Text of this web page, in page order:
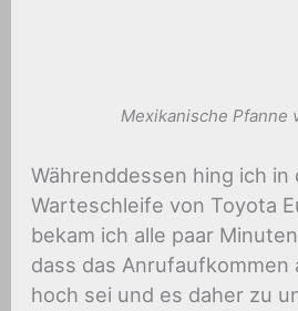
Mexikanische Pfanne
Währenddessen hing ich in
Warteschleife von Toyota
bekam ich alle paar
dass das Anrufaufkommen
hoch sei und es daher zu